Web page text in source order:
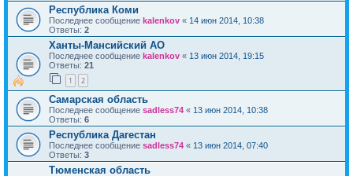
Республика Коми
Последнее сообщение kalenkov « 14 июн 2014, 10:38
Ответы: 2
Ханты-Мансийский АО
Последнее сообщение kalenkov « 13 июн 2014, 19:15
Ответы: 21
1 2
Самарская область
Последнее сообщение sadless74 « 13 июн 2014, 10:38
Ответы: 6
Республика Дагестан
Последнее сообщение sadless74 « 13 июн 2014, 07:40
Ответы: 3
Тюменская область